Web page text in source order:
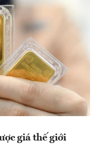
giá thế giới